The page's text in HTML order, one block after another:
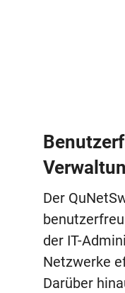
Der
der IT-
Netzwerke
Darüber